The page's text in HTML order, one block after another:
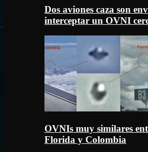
Dos aviones caza son
interceptar un OVNI
OVNIs muy similares
Florida y Colombia